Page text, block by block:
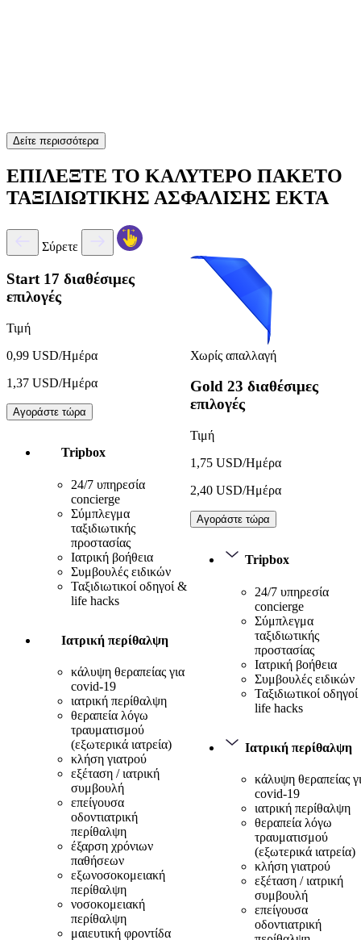
Δείτε περισσότερα
ΕΠΙΛΕΞΤΕ ΤΟ ΚΑΛΥΤΕΡΟ ΠΑΚΕΤΟ
ΤΑΞΙΔΙΩΤΙΚΗΣ ΑΣΦΑΛΙΣΗΣ EKTA
Σύρετε
Start 17 διαθέσιμες
επιλογές
Τιμή
0,99 USD/Ημέρα
1,37 USD/Ημέρα
Αγοράστε τώρα
Tripbox
24/7 υπηρεσία
concierge
Σύμπλεγμα
ταξιδιωτικής
προστασίας
Ιατρική βοήθεια
Συμβουλές ειδικών
Ταξιδιωτικοί οδηγοί &
life hacks
Ιατρική περίθαλψη
κάλυψη θεραπείας για
covid-19
ιατρική περίθαλψη
θεραπεία λόγω
τραυματισμού
(εξωτερικά ιατρεία)
κλήση γιατρού
εξέταση / ιατρική
συμβουλή
επείγουσα
οδοντιατρική
περίθαλψη
έξαρση χρόνιων
παθήσεων
εξωνοσοκομειακή
περίθαλψη
νοσοκομειακή
περίθαλψη
μαιευτική φροντίδα
Χωρίς απαλλαγή
Gold 23 διαθέσιμες
επιλογές
Τιμή
1,75 USD/Ημέρα
2,40 USD/Ημέρα
Αγοράστε τώρα
Tripbox
24/7 υπηρεσία
concierge
Σύμπλεγμα
ταξιδιωτικής
προστασίας
Ιατρική βοήθεια
Συμβουλές ειδικών
Ταξιδιωτικοί
life hacks
Ιατρική περίθαλψη
κάλυψη θεραπείας
covid-19
ιατρική περίθαλψη
θεραπεία λόγω
τραυματισμού
(εξωτερικά ιατρεία)
κλήση γιατρού
εξέταση / ιατρική
συμβουλή
επείγουσα
οδοντιατρική